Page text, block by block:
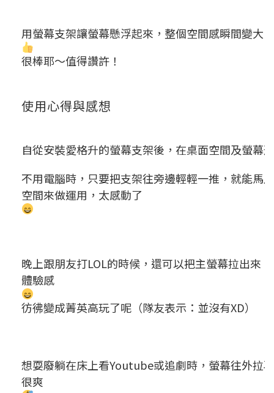
用螢幕支架讓螢幕懸浮起來，整個空間感瞬間變大
很棒耶～值得讚許！
使用心得與感想
自從安裝愛格升的螢幕支架後，在桌面空間及螢幕
不用電腦時，只要把支架往旁邊輕輕一推，就能馬
空間來做運用，太感動了
晚上跟朋友打LOL的時候，還可以把主螢幕拉出來
體驗感
彷彿變成菁英高玩了呢（隊友表示：並沒有XD）
想耍廢躺在床上看Youtube或追劇時，螢幕往外拉
很爽